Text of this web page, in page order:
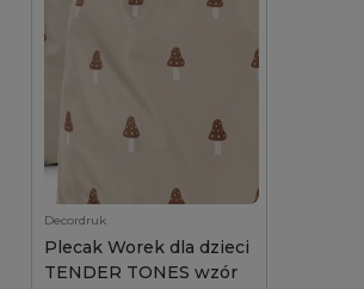
Decordruk
Plecak Worek dla dzieci
TENDER TONES wzór